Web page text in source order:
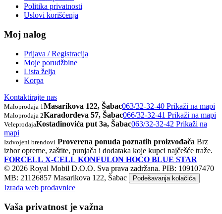
Politika privatnosti
Uslovi korišćenja
Moj nalog
Prijava / Registracija
Moje porudžbine
Lista želja
Korpa
Kontaktirajte nas
Maloprodaja 1 Masarikova 122, Šabac063/32-32-40 Prikaži na mapi
Maloprodaja 2Karađorđeva 57, Šabac066/32-32-41 Prikaži na mapi
VeleprodajaKostadinovića put 3a, Šabac063/32-32-42 Prikaži na
mapi
Izdvojeni brendovi Proverena ponuda poznatih proizvođača Brz
izbor opreme, zaštite, punjača i dodataka koje kupci najčešće traže.
FORCELL X-CELL KONFULON HOCO BLUE STAR
© 2026 Royal Mobil D.O.O. Sva prava zadržana. PIB: 109107470
MB: 21126857 Masarikova 122, Šabac Podešavanja kolačića
Izrada web prodavnice
Vaša privatnost je važna